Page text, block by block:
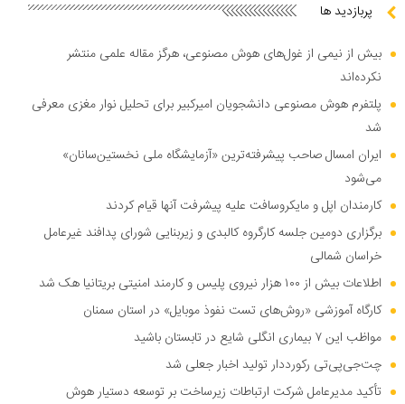
پربازدید ها
بیش از نیمی از غول‌های هوش مصنوعی، هرگز مقاله علمی منتشر
نکرده‌اند
پلتفرم هوش مصنوعی دانشجویان امیرکبیر برای تحلیل نوار مغزی معرفی
شد
ایران امسال صاحب پیشرفته‌ترین «آزمایشگاه ملی نخستین‌سانان»
می‌شود
کارمندان اپل و مایکروسافت علیه پیشرفت آنها قیام کردند
برگزاری دومین جلسه کارگروه کالبدی و زیربنایی شورای پدافند غیرعامل
خراسان شمالی
اطلاعات بیش از ۱۰۰ هزار نیروی پلیس و کارمند امنیتی بریتانیا هک شد
کارگاه آموزشی «روش‌های تست نفوذ موبایل» در استان سمنان
مواظب این ۷ بیماری انگلی شایع در تابستان باشید
چت‌جی‌پی‌تی رکورددار تولید اخبار جعلی شد
تأکید مدیرعامل شرکت ارتباطات زیرساخت بر توسعه دستیار هوش